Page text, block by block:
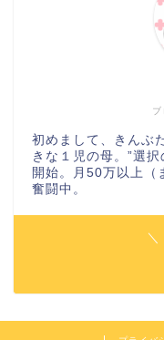
初めまして、きんぶ
きな１児の母。”選
開始。月50万以上（
奮闘中。